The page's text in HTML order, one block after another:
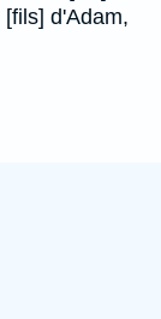
d'Adam,